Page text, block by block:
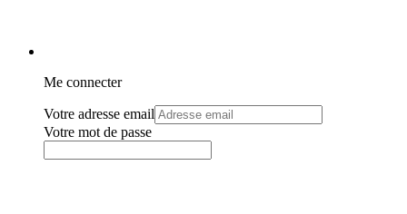
Me connecter
Votre adresse email
Votre mot de passe